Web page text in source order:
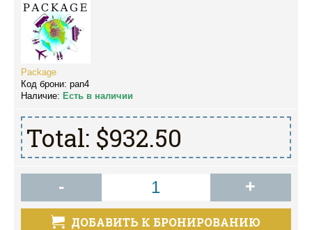
Package
Код брони: pan4
Наличие: Есть в наличии
Total: $932.50
- +
ДОБАВИТЬ К БРОНИРОВАНИЮ